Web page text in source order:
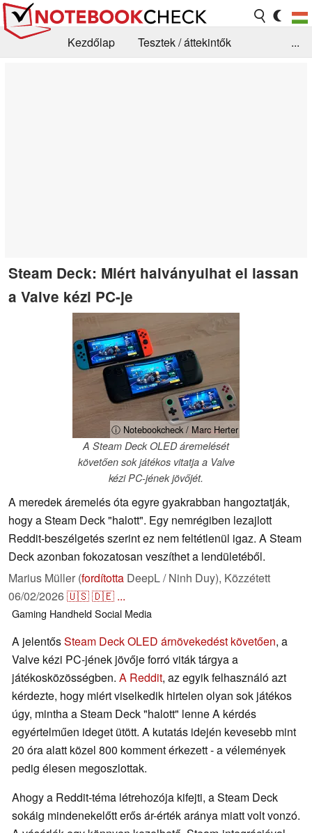
Kezdőlap
Tesztek / áttekintők
...
Steam Deck: Miért halványulhat el lassan
a Valve kézi PC-je
ⓘ Notebookcheck / Marc Herter
A Steam Deck OLED áremelését
követően sok játékos vitatja a Valve
kézi PC-jének jövőjét.
A meredek áremelés óta egyre gyakrabban hangoztatják,
hogy a Steam Deck "halott". Egy nemrégiben lezajlott
Reddit-beszélgetés szerint ez nem feltétlenül igaz. A Steam
Deck azonban fokozatosan veszíthet a lendületéből.
Marius Müller (fordította DeepL / Ninh Duy), Közzétett
06/02/2026🇺🇸🇩🇪 ...
Gaming HandheldSocial Media
A jelentősSteam Deck OLED árnövekedést követően, a
Valve kézi PC-jének jövője forró viták tárgya a
játékosközösségben. A Reddit, az egyik felhasználó azt
kérdezte, hogy miért viselkedik hirtelen olyan sok játékos
úgy, mintha a Steam Deck "halott" lenne A kérdés
egyértelműen ideget ütött. A kutatás idején kevesebb mint
20 óra alatt közel 800 komment érkezett - a vélemények
pedig élesen megoszlottak.
Ahogy a Reddit-téma létrehozója kifejti, a Steam Deck
sokáig mindenekelőtt erős ár-érték aránya miatt volt vonzó.